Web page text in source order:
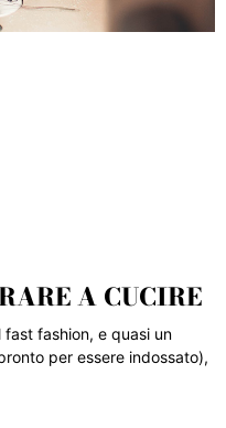
A CUCIRE
fashion, e quasi un
per essere indossato),